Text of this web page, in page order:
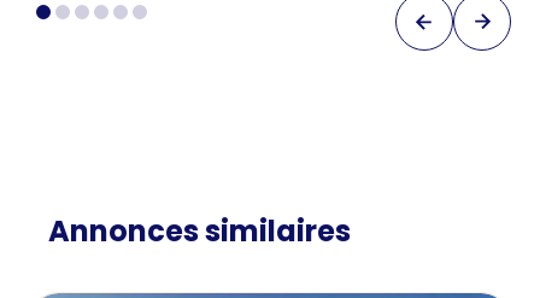
Annonces similaires